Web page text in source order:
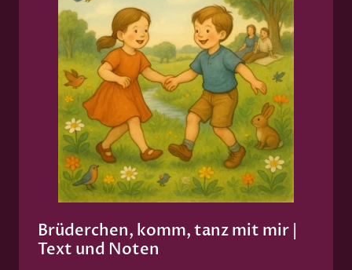
Brüderchen, komm, tanz mit mir |
Text und Noten